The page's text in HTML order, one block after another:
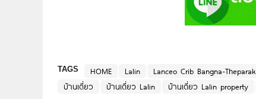
TAGS HOME Lalin Lanceo Crib Bangna-Theparak
บ้านเดี่ยว
บ้านเดี่ยว Lalin บ้านเดี่ยว Lalin property